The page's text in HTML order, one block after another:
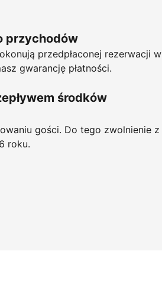
przychodów
przedpłaconej rezerwacji w
gwarancję płatności.
środków
gości. Do tego zwolnienie z
roku.